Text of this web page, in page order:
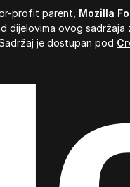
profit parent, Mozilla
dijelovima ovog sadržaja
je dostupan pod